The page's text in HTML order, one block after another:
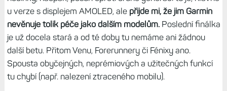
Režimy zaměření
Kalkulačka
Status zdraví (na I3 pouze v rámci Connectu)
Večerní zpráva
Záloha a obnovení dat